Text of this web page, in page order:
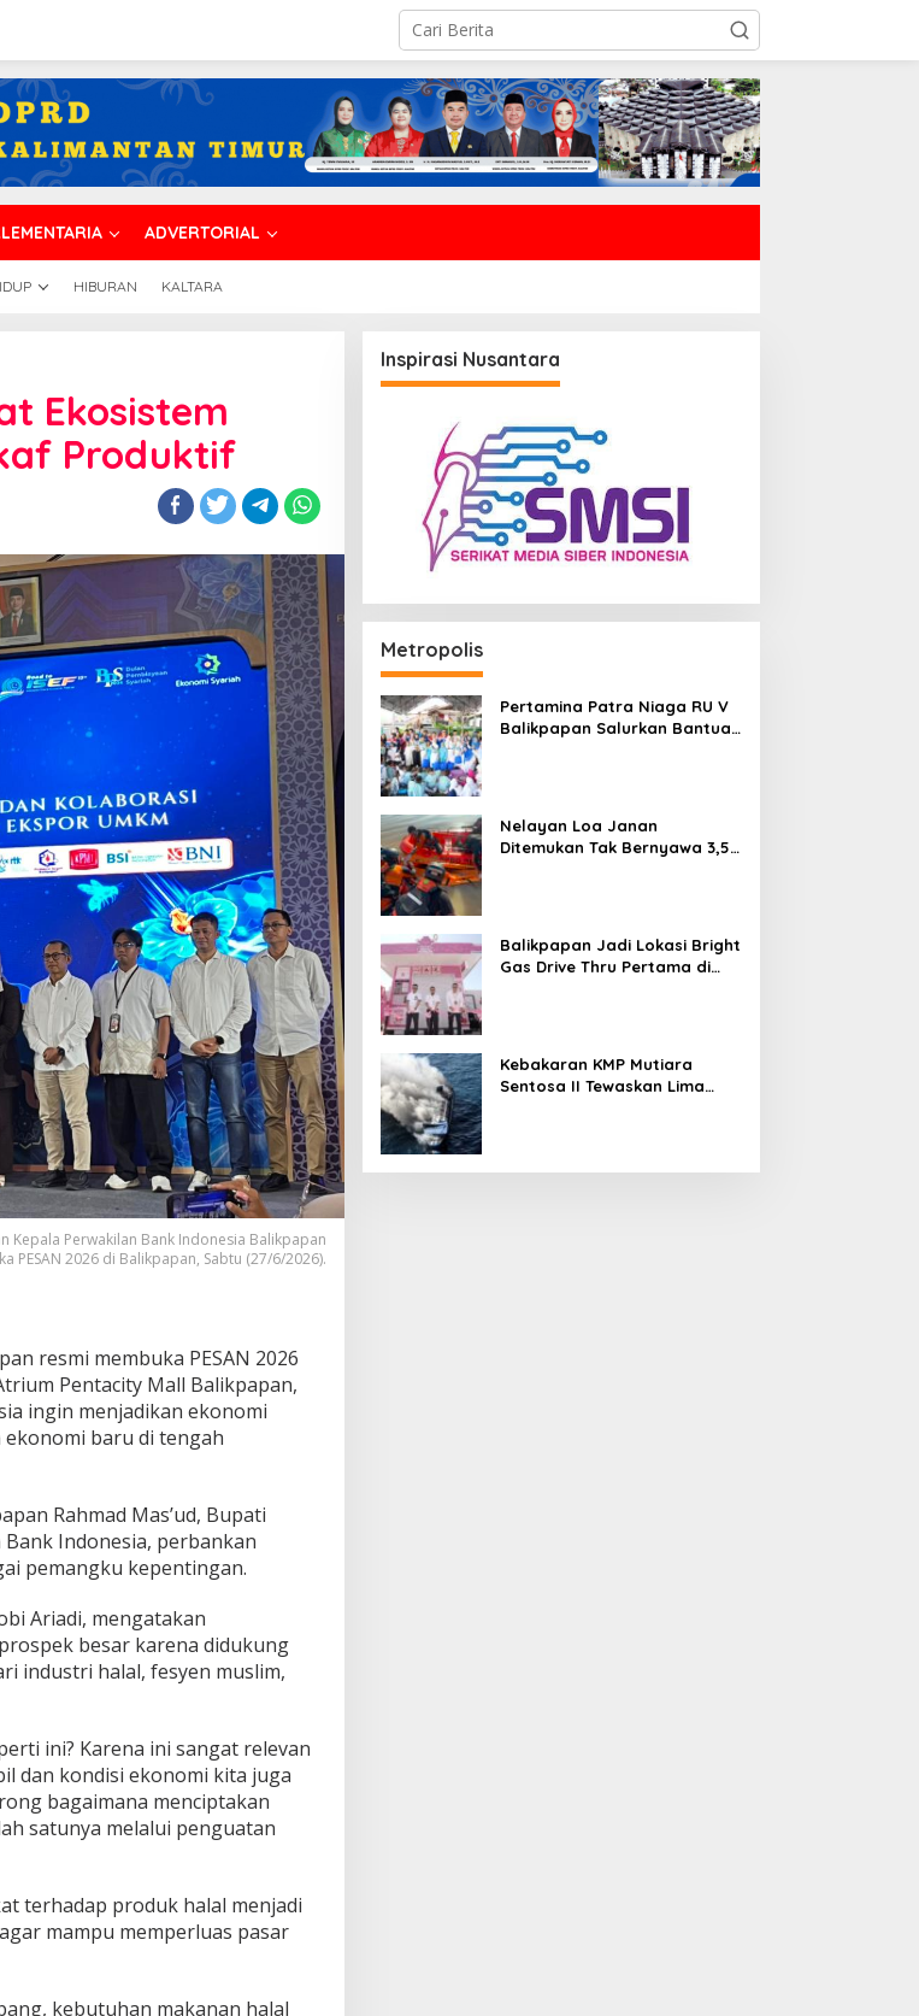
ADVERTORIAL
HIBURAN KALTARA
Ekosistem
Produktif
Kepala Perwakilan Bank Indonesia Balikpapan
PESAN 2026 di Balikpapan, Sabtu (27/6/2026).
resmi membuka PESAN 2026
Pentacity Mall Balikpapan,
ingin menjadikan ekonomi
baru di tengah
Rahmad Mas’ud, Bupati
Indonesia, perbankan
pemangku kepentingan.
Ariadi, mengatakan
besar karena didukung
industri halal, fesyen muslim,
ini? Karena ini sangat relevan
dan kondisi ekonomi kita juga
bagaimana menciptakan
satunya melalui penguatan
terhadap produk halal menjadi
mampu memperluas pasar
kebutuhan makanan halal
Inspirasi Nusantara
Metropolis
Pertamina Patra Niaga RU V
Balikpapan Salurkan Bantuan
Nelayan Loa Janan
Ditemukan Tak Bernyawa 3,5
Balikpapan Jadi Lokasi Bright
Gas Drive Thru Pertama di
Kebakaran KMP Mutiara
Sentosa II Tewaskan Lima